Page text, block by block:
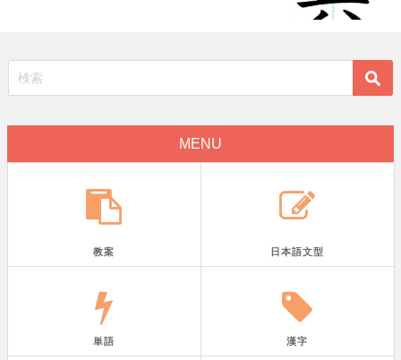
MENU
教案 日本語文型
単語 漢字